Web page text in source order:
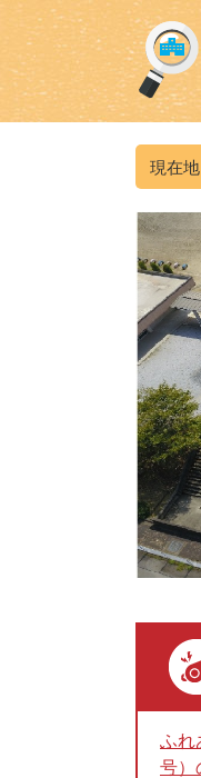
ジ
の
先
ュ
ー
を
ふれ
号）